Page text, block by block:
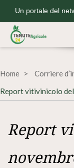
Un portale del
Home
Corriere
Report vitivinicolo
Report